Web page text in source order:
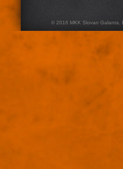
© 2016 MKK Slovan Galanta.